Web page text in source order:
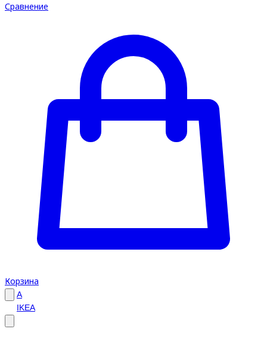
Сравнение
Корзина
A
IKEA